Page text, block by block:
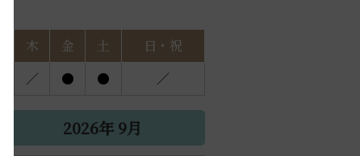
木 金 土
日・祝
／ ● ● ／
2026年 9月